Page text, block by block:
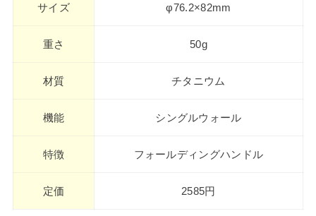
サイズ φ76.2×82mm
重さ 50g
材質 チタニウム
機能 シングルウォール
特徴 フォールディングハンドル
定価 2585円